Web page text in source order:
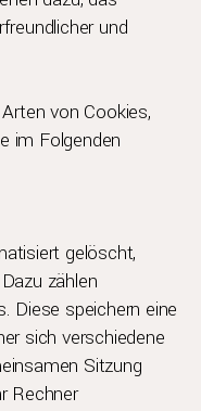
und
von Cookies,
im Folgenden
gelöscht,
zählen
Diese speichern eine
sich verschiedene
Sitzung
Rechner